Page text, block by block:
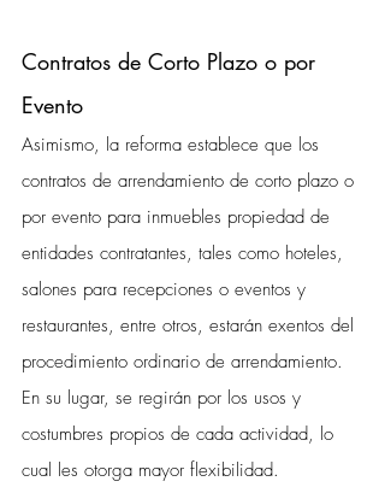
Contratos de Corto Plazo o por
Evento
Asimismo, la reforma establece que los
contratos de arrendamiento de corto plazo o
por evento para inmuebles propiedad de
entidades contratantes, tales como hoteles,
salones para recepciones o eventos y
restaurantes, entre otros, estarán exentos del
procedimiento ordinario de arrendamiento.
En su lugar, se regirán por los usos y
costumbres propios de cada actividad, lo
cual les otorga mayor flexibilidad.